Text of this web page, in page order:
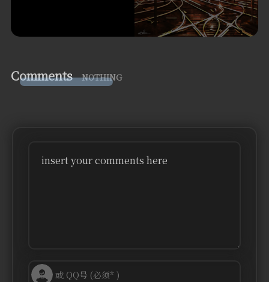
Comments NOTHING
insert your comments here